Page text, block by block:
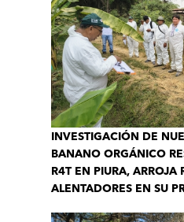
INVESTIGACIÓN DE
BANANO ORGÁNICO
R4T EN PIURA, ARROJA
ALENTADORES EN SU